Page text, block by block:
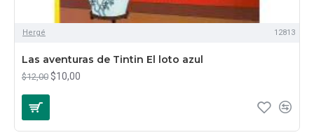
Hergé 12813
Las aventuras de Tintin El loto azul
$12,00 $10,00